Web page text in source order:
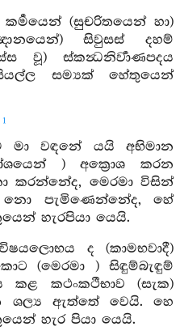
(සුචරිතයෙන් හා)
සිවුසස් දහම්
වූ) ස්කන්‍ධනිර්‍වාණපදය
සම්‍යක් හේතුයෙන්
මා වඳනේ යයි අභිමාන
) අක්‍රොශ කරන
කරන්නේද, මෙරමා විසින්
පැමිණෙන්නේද, හේ
හැරපියා යෙයි.
ද (කාමභවාදී)
(මෙරමා ) සිඳුම්බැඳුම්
කථංකථීභාව (සැක)
ශල්‍ය ඇත්තේ වෙයි. හෙ
හැර පියා යෙයි.